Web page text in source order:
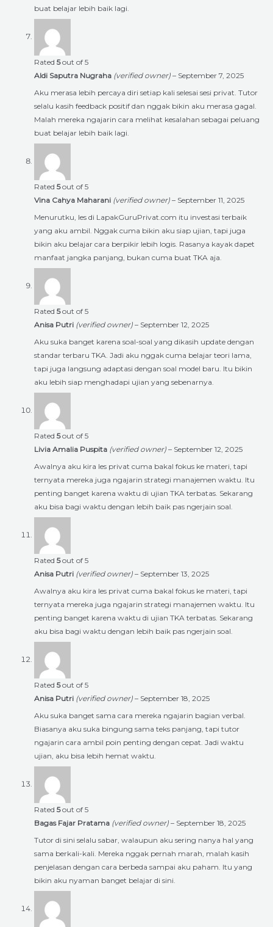
buat belajar lebih baik lagi.
Rated 5out of 5
Aldi Saputra Nugraha (verified owner) – September 7, 2025
Aku merasa lebih percaya diri setiap kali selesai sesi privat. Tutor
selalu kasih feedback positif dan nggak bikin aku merasa gagal.
Malah mereka ngajarin cara melihat kesalahan sebagai peluang
buat belajar lebih baik lagi.
Rated 5out of 5
Vina Cahya Maharani (verified owner) – September 11, 2025
Menurutku, les di LapakGuruPrivat.com itu investasi terbaik
yang aku ambil. Nggak cuma bikin aku siap ujian, tapi juga
bikin aku belajar cara berpikir lebih logis. Rasanya kayak dapet
manfaat jangka panjang, bukan cuma buat TKA aja.
Rated 5out of 5
Anisa Putri (verified owner) – September 12, 2025
Aku suka banget karena soal-soal yang dikasih update dengan
standar terbaru TKA. Jadi aku nggak cuma belajar teori lama,
tapi juga langsung adaptasi dengan soal model baru. Itu bikin
aku lebih siap menghadapi ujian yang sebenarnya.
Rated 5out of 5
Livia Amalia Puspita (verified owner) – September 12, 2025
Awalnya aku kira les privat cuma bakal fokus ke materi, tapi
ternyata mereka juga ngajarin strategi manajemen waktu. Itu
penting banget karena waktu di ujian TKA terbatas. Sekarang
aku bisa bagi waktu dengan lebih baik pas ngerjain soal.
Rated 5out of 5
Anisa Putri (verified owner) – September 13, 2025
Awalnya aku kira les privat cuma bakal fokus ke materi, tapi
ternyata mereka juga ngajarin strategi manajemen waktu. Itu
penting banget karena waktu di ujian TKA terbatas. Sekarang
aku bisa bagi waktu dengan lebih baik pas ngerjain soal.
Rated 5out of 5
Anisa Putri (verified owner) – September 18, 2025
Aku suka banget sama cara mereka ngajarin bagian verbal.
Biasanya aku suka bingung sama teks panjang, tapi tutor
ngajarin cara ambil poin penting dengan cepat. Jadi waktu
ujian, aku bisa lebih hemat waktu.
Rated 5out of 5
Bagas Fajar Pratama (verified owner) – September 18, 2025
Tutor di sini selalu sabar, walaupun aku sering nanya hal yang
sama berkali-kali. Mereka nggak pernah marah, malah kasih
penjelasan dengan cara berbeda sampai aku paham. Itu yang
bikin aku nyaman banget belajar di sini.